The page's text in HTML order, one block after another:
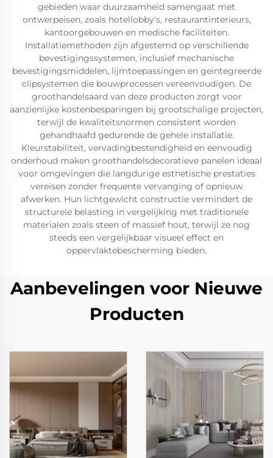
gebieden waar duurzaamheid samengaat met
ontwerpeisen, zoals hotellobby's, restaurantinterieurs,
kantoorgebouwen en medische faciliteiten.
Installatiemethoden zijn afgestemd op verschillende
bevestigingssystemen, inclusief mechanische
bevestigingsmiddelen, lijmtoepassingen en geïntegreerde
clipsystemen die bouwprocessen vereenvoudigen. De
groothandelsaard van deze producten zorgt voor
aanzienlijke kostenbesparingen bij grootschalige projecten,
terwijl de kwaliteitsnormen consistent worden
gehandhaafd gedurende de gehele installatie.
Kleurstabiliteit, vervadingbestendigheid en eenvoudig
onderhoud maken groothandelsdecoratieve panelen ideaal
voor omgevingen die langdurige esthetische prestaties
vereisen zonder frequente vervanging of opnieuw
afwerken. Hun lichtgewicht constructie vermindert de
structurele belasting in vergelijking met traditionele
materialen zoals steen of massief hout, terwijl ze nog
steeds een vergelijkbaar visueel effect en
oppervlaktebescherming bieden.
Aanbevelingen voor Nieuwe
Producten